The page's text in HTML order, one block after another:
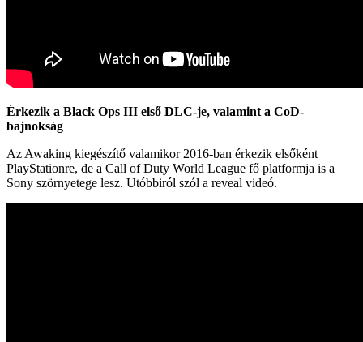
Érkezik a Black Ops III első DLC-je, valamint a CoD-
bajnokság
Az Awaking kiegészítő valamikor 2016-ban érkezik elsőként
PlayStationre, de a Call of Duty World League fő platformja is a
Sony szörnyetege lesz. Utóbbiról szól a reveal videó.